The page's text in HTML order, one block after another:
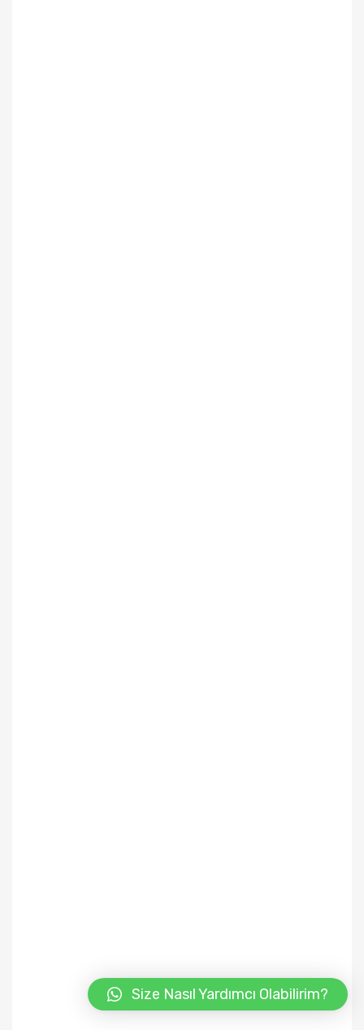
Size Nasıl Yardımcı Olabilirim?